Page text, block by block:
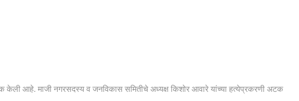
केली आहे. माजी नगरसदस्य व जनविकास समितीचे अध्यक्ष किशोर आवारे यांच्या हत्येप्रकरणी अटक